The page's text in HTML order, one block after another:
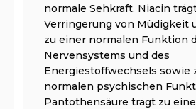
normale Sehkraft. Niacin
Verringerung von Müdigkeit
zu einer normalen Funktion
Nervensystems und des
Energiestoffwechsels sowie
normalen psychischen
Pantothensäure trägt zu